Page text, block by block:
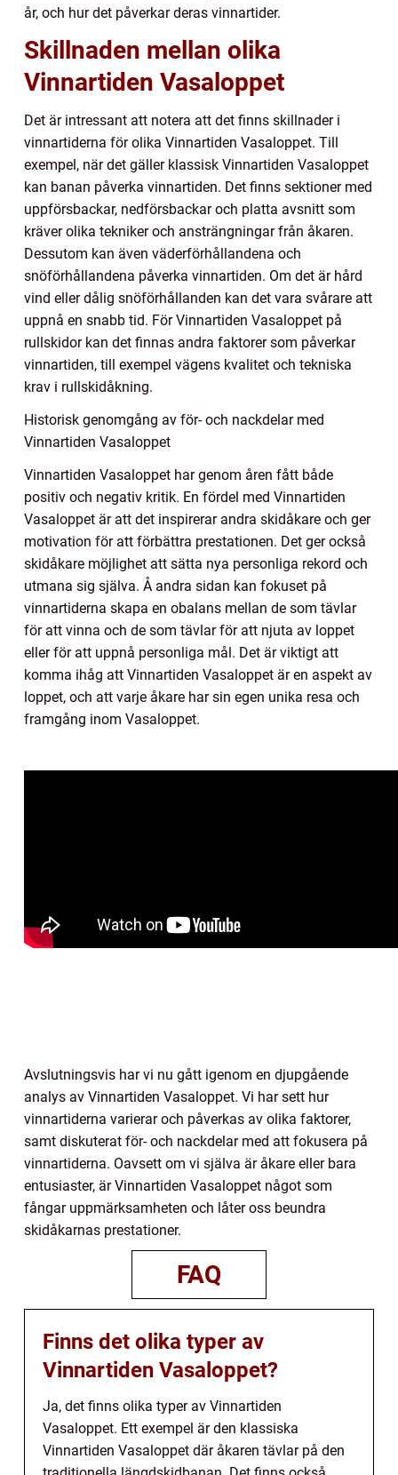
år, och hur det påverkar deras vinnartider.
Skillnaden mellan olika
Vinnartiden Vasaloppet
Det är intressant att notera att det finns skillnader i
vinnartiderna för olika Vinnartiden Vasaloppet. Till
exempel, när det gäller klassisk Vinnartiden Vasaloppet
kan banan påverka vinnartiden. Det finns sektioner med
uppförsbackar, nedförsbackar och platta avsnitt som
kräver olika tekniker och ansträngningar från åkaren.
Dessutom kan även väderförhållandena och
snöförhållandena påverka vinnartiden. Om det är hård
vind eller dålig snöförhållanden kan det vara svårare att
uppnå en snabb tid. För Vinnartiden Vasaloppet på
rullskidor kan det finnas andra faktorer som påverkar
vinnartiden, till exempel vägens kvalitet och tekniska
krav i rullskidåkning.
Historisk genomgång av för- och nackdelar med
Vinnartiden Vasaloppet
Vinnartiden Vasaloppet har genom åren fått både
positiv och negativ kritik. En fördel med Vinnartiden
Vasaloppet är att det inspirerar andra skidåkare och ger
motivation för att förbättra prestationen. Det ger också
skidåkare möjlighet att sätta nya personliga rekord och
utmana sig själva. Å andra sidan kan fokuset på
vinnartiderna skapa en obalans mellan de som tävlar
för att vinna och de som tävlar för att njuta av loppet
eller för att uppnå personliga mål. Det är viktigt att
komma ihåg att Vinnartiden Vasaloppet är en aspekt av
loppet, och att varje åkare har sin egen unika resa och
framgång inom Vasaloppet.
Avslutningsvis har vi nu gått igenom en djupgående
analys av Vinnartiden Vasaloppet. Vi har sett hur
vinnartiderna varierar och påverkas av olika faktorer,
samt diskuterat för- och nackdelar med att fokusera på
vinnartiderna. Oavsett om vi själva är åkare eller bara
entusiaster, är Vinnartiden Vasaloppet något som
fångar uppmärksamheten och låter oss beundra
skidåkarnas prestationer.
FAQ
Finns det olika typer av
Vinnartiden Vasaloppet?
Ja, det finns olika typer av Vinnartiden
Vasaloppet. Ett exempel är den klassiska
Vinnartiden Vasaloppet där åkaren tävlar på den